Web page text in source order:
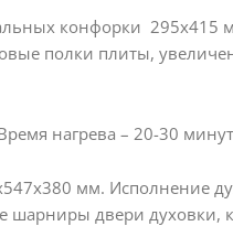
конфорки
полки плиты,
нагрева – 20-30
мм. Исполнение
шарниры двери духовки,